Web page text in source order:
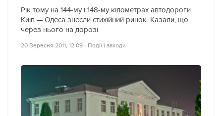
Рік тому на 144-му і 148-му кілометрах автодороги
Київ — Одеса знесли стихійний ринок. Казали, що
через нього на дорозі
20 Вересня 2011, 12:09 ‐ Події і заходи